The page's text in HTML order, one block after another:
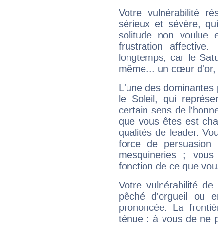
Votre vulnérabilité
sérieux et sévère,
solitude non voulue
frustration
longtemps, car le
même... un cœur d'or,
L'une des
le Soleil, qui
certain sens de
que vous êtes est
qualités de leader.
force de
mesquineries ;
fonction de ce que
Votre vulnérabilité
pêché d'orgueil ou
prononcée. La
ténue : à vous de ne